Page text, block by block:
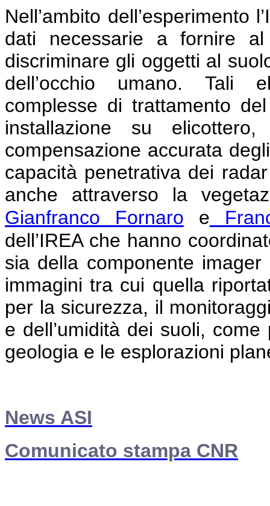
Nell’ambito dell’esperimento
dati necessarie a fornire
discriminare gli oggetti al
dell’occhio umano. Tali
complesse di trattamento
installazione su
compensazione accurata
capacità penetrativa dei
anche attraverso la
Gianfranco Fornaro e
dell’IREA che hanno
sia della componente
immagini tra cui quella
per la sicurezza, il
e dell’umidità dei suoli,
geologia e le esplorazioni
News ASI
Comunicato stampa CNR